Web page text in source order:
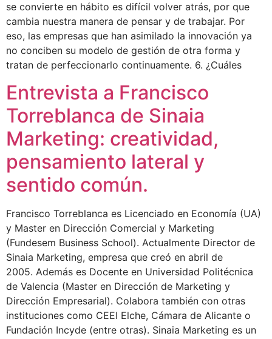
se convierte en hábito es difícil volver atrás, por que
cambia nuestra manera de pensar y de trabajar. Por
eso, las empresas que han asimilado la innovación ya
no conciben su modelo de gestión de otra forma y
tratan de perfeccionarlo continuamente. 6. ¿Cuáles
Entrevista a Francisco
Torreblanca de Sinaia
Marketing: creatividad,
pensamiento lateral y
sentido común.
Francisco Torreblanca es Licenciado en Economía (UA)
y Master en Dirección Comercial y Marketing
(Fundesem Business School). Actualmente Director de
Sinaia Marketing, empresa que creó en abril de
2005. Además es Docente en Universidad Politécnica
de Valencia (Master en Dirección de Marketing y
Dirección Empresarial). Colabora también con otras
instituciones como CEEI Elche, Cámara de Alicante o
Fundación Incyde (entre otras). Sinaia Marketing es un